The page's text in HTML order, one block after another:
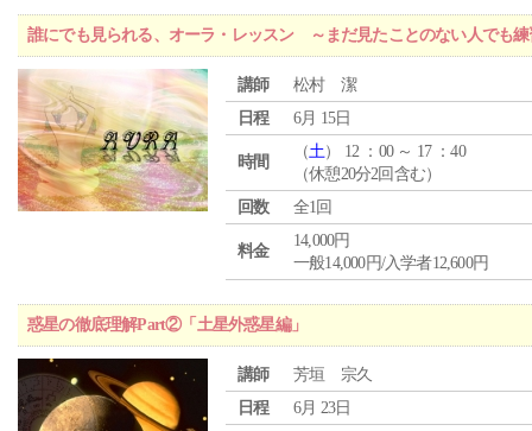
誰にでも見られる、オーラ・レッスン ～まだ見たことのない人でも
講師
松村 潔
日程
6月 15日
時間
（土） 12 ：00 ～ 17 ：40
（休憩20分2回含む）
回数
全1回
料金
14,000円
一般14,000円/入学者12,600円
惑星の徹底理解Part②「土星外惑星編」
講師
芳垣 宗久
日程
6月 23日